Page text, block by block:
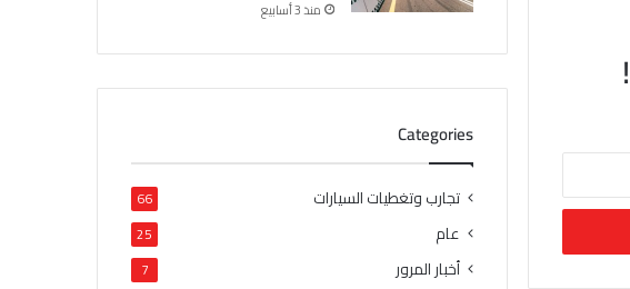
منذ 3 أسابيع
Categories
تجارب وتغطيات السيارات 66
عام 25
أخبار المرور 7